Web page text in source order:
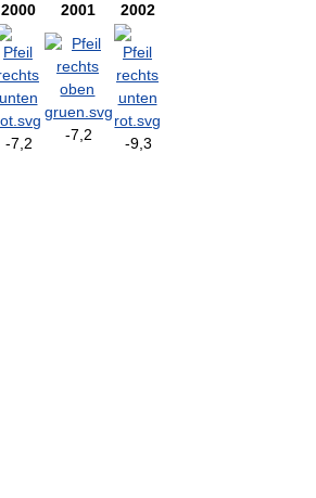
2000 2001 2002
-7,2 -7,2 -9,3